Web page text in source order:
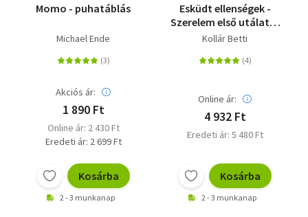
Momo - puhatáblás
Michael Ende
Akciós ár:
1 890 Ft
Online ár: 2 430 Ft
Eredeti ár: 2 699 Ft
Kosárba
2 - 3 munkanap
Esküdt ellenségek -
Szerelem első utálatra
1. - (Különleges kiadás)
Kollár Betti
Online ár:
4 932 Ft
Eredeti ár: 5 480 Ft
Kosárba
2 - 3 munkanap